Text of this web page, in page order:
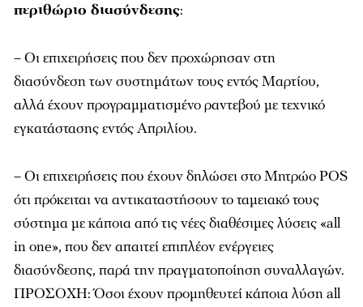
περιθώριο διασύνδεσης:
– Οι επιχειρήσεις που δεν προχώρησαν στη
διασύνδεση των συστημάτων τους εντός Μαρτίου,
αλλά έχουν προγραμματισμένο ραντεβού με τεχνικό
εγκατάστασης εντός Απριλίου.
– Οι επιχειρήσεις που έχουν δηλώσει στο Μητρώο POS
ότι πρόκειται να αντικαταστήσουν το ταμειακό τους
σύστημα με κάποια από τις νέες διαθέσιμες λύσεις «all
in one», που δεν απαιτεί επιπλέον ενέργειες
διασύνδεσης, παρά την πραγματοποίηση συναλλαγών.
ΠΡΟΣΟΧΗ: Όσοι έχουν προμηθευτεί κάποια λύση all